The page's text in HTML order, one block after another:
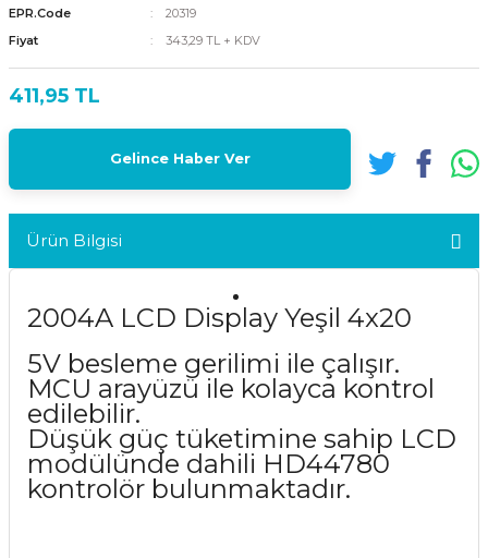
EPR.Code
20319
Fiyat
343,29 TL + KDV
411,95 TL
Gelince Haber Ver
Ürün Bilgisi
2004A LCD Display Yeşil 4x20
5V besleme gerilimi ile çalışır.
MCU arayüzü ile kolayca kontrol
edilebilir.
Düşük güç tüketimine sahip LCD
modülünde dahili HD44780
kontrolör bulunmaktadır.